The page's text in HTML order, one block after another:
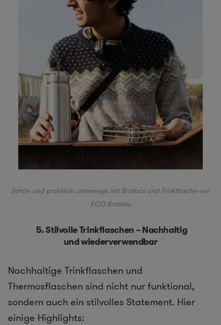
Schön und praktisch unterwegs mit Brotbox und Trinkflasche von
ECO Brotbox
5. Stilvolle Trinkflaschen – Nachhaltig
und wiederverwendbar
Nachhaltige Trinkflaschen und
Thermosflaschen sind nicht nur funktional,
sondern auch ein stilvolles Statement. Hier
einige Highlights: